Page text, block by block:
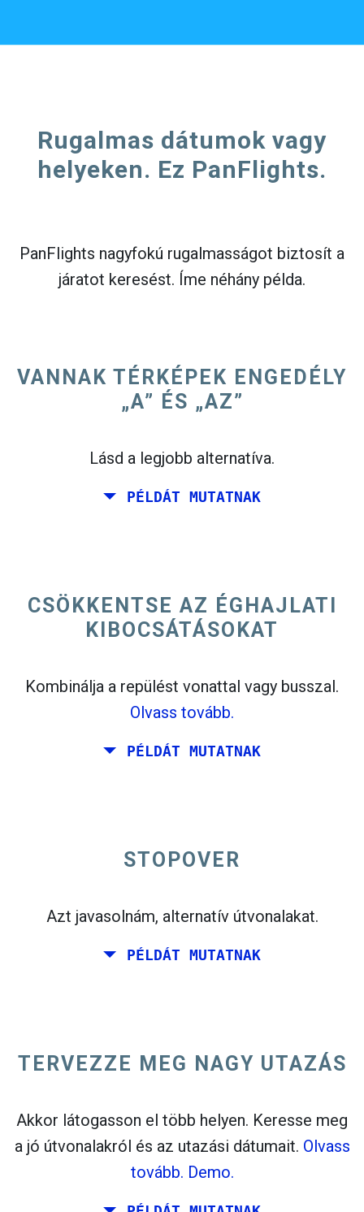
Rugalmas dátumok vagy
helyeken. Ez PanFlights.
PanFlights nagyfokú rugalmasságot biztosít a
járatot keresést. Íme néhány példa.
VANNAK TÉRKÉPEK ENGEDÉLY
„A” ÉS „AZ”
Lásd a legjobb alternatíva.
PÉLDÁT MUTATNAK
Talált korábban. Kattintson azflight_takeoff gombra az
CSÖKKENTSE AZ ÉGHAJLATI
KIBOCSÁTÁSOKAT
Kombinálja a repülést vonattal vagy busszal.
Olvass tovább.
PÉLDÁT MUTATNAK
Válasszon pontos dátumokatOda-vissza út vagy
Válassza ki az CO2 válogatást
STOPOVER
Azt javasolnám, alternatív útvonalakat.
PÉLDÁT MUTATNAK
TERVEZZE MEG NAGY UTAZÁS
Akkor látogasson el több helyen. Keresse meg
a jó útvonalakról és az utazási dátumait. Olvass
tovább. Demo.